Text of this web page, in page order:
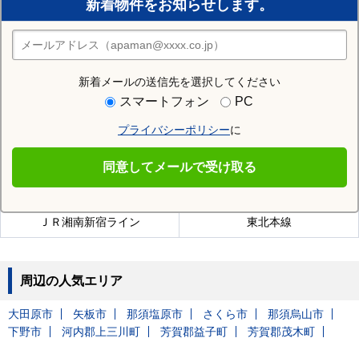
新着物件をお知らせします。
新着メールの送信先を選択してください
スマートフォン PC
プライバシーポリシーに
同意してメールで受け取る
住みたい街の店舗を探す
店舗検索
自治医大駅を通る沿線
ＪＲ湘南新宿ライン 東北本線
周辺の人気エリア
大田原市 矢板市 那須塩原市 さくら市
那須烏山市
下野市
河内郡上三川町 芳賀郡益子町
芳賀郡茂木町